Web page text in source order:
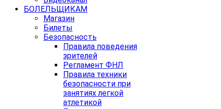
БОЛЕЛЬЩИКАМ
Магазин
Билеты
Безопасность
Правила поведения
зрителей
Регламент ФНЛ
Правила техники
безопасности при
занятиях легкой
атлетикой